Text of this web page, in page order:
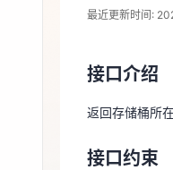
一站式科研助
中小企业服
国家云助力中
最近更新时间:
返回存储桶所
接口约束
无
接口介绍
返回存储桶所
接口约束